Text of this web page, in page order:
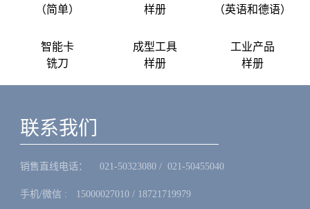
（简单）
样册
（英语和德语）
智能卡
铣刀
成型工具
样册
工业产品
样册
联系我们
销售直线电话：ㅤ 021-50323080 / 021-50455040
手机/微信 :ㅤ15000027010 / 18721719979